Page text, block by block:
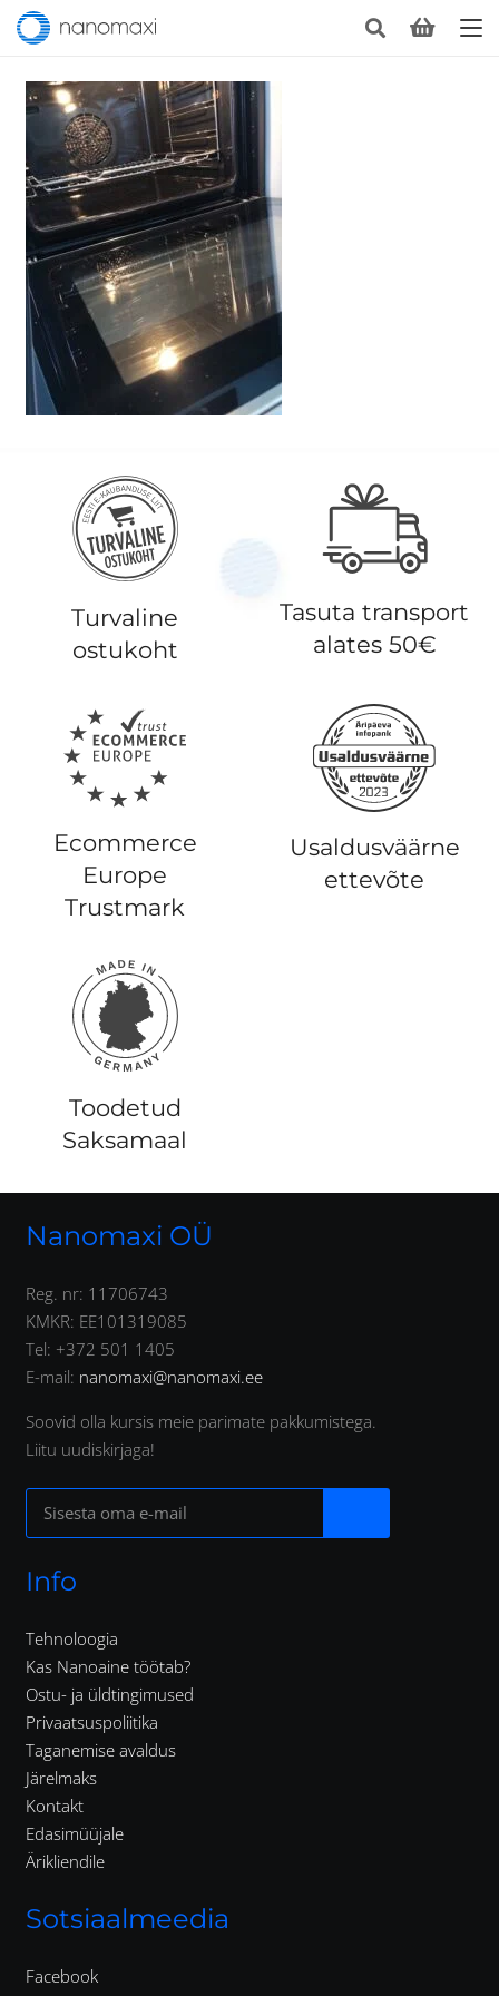
Turvaline
ostukoht
Tasuta transport
alates 50€
Ecommerce
Europe
Trustmark
Usaldusväärne
ettevõte
Toodetud
Saksamaal
Nanomaxi OÜ
Reg. nr: 11706743
KMKR: EE101319085
Tel: +372 501 1405
E-mail: nanomaxi@nanomaxi.ee
Soovid olla kursis meie parimate pakkumistega.
Liitu uudiskirjaga!
Info
Tehnoloogia
Kas Nanoaine töötab?
Ostu- ja üldtingimused
Privaatsuspoliitika
Taganemise avaldus
Järelmaks
Kontakt
Edasimüüjale
Ärikliendile
Sotsiaalmeedia
Facebook